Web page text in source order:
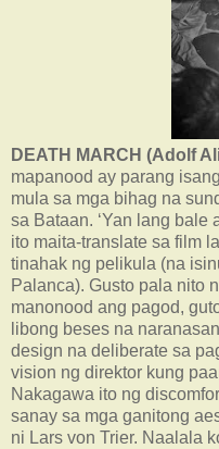
DEATH MARCH (Adolf
mapanood ay parang
mula sa mga bihag na
sa Bataan. ‘Yan lang bale
ito maita-translate sa film
tinahak ng pelikula (na
Palanca). Gusto pala nito
manonood ang pagod,
libong beses na
design na deliberate sa
vision ng direktor kung
Nakagawa ito ng
sanay sa mga ganitong
ni Lars von Trier. Naalala